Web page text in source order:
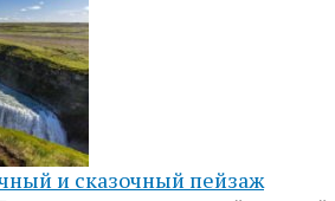
и сказочный пейзаж